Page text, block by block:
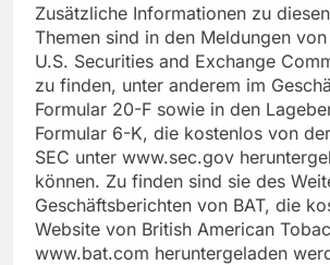
Zusätzliche Informationen zu
Themen sind in den Meldungen
U.S. Securities and Exchange
zu finden, unter anderem im
Formular 20-F sowie in den
Formular 6-K, die kostenlos von
SEC unter www.sec.gov
können. Zu finden sind sie des
Geschäftsberichten von BAT, die
Website von British American
www.bat.com heruntergeladen